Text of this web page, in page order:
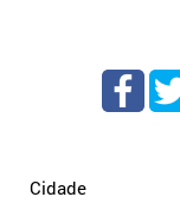
Cidade